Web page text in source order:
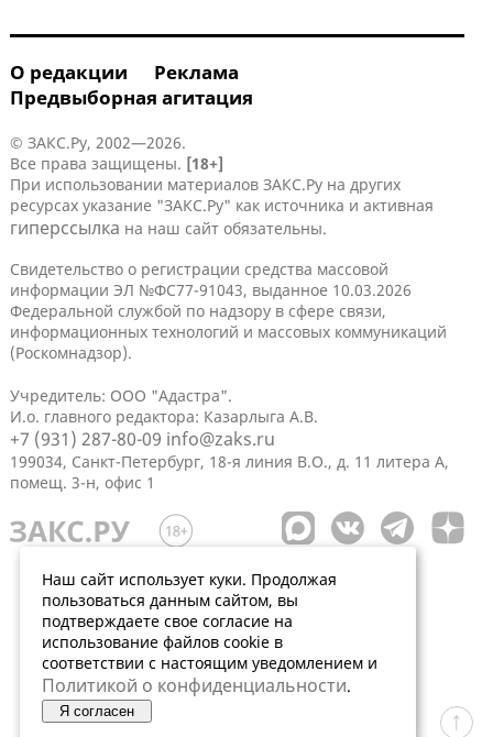
О редакции
Реклама
Предвыборная агитация
© ЗАКС.Ру, 2002—2026.
Все права защищены. [18+]
При использовании материалов ЗАКС.Ру на других
ресурсах указание "ЗАКС.Ру" как источника и активная
гиперссылка на наш сайт обязательны.
Свидетельство о регистрации средства массовой
информации ЭЛ №ФС77-91043, выданное 10.03.2026
Федеральной службой по надзору в сфере связи,
информационных технологий и массовых коммуникаций
(Роскомнадзор).
Учредитель: ООО "Адастра".
И.о. главного редактора: Казарлыга А.В.
+7 (931) 287-80-09 info@zaks.ru
199034, Санкт-Петербург, 18-я линия В.О., д. 11 литера А,
помещ. 3-н, офис 1
Наш сайт использует куки. Продолжая
пользоваться данным сайтом, вы
подтверждаете свое согласие на
использование файлов cookie в
соответствии с настоящим уведомлением и
Политикой о конфиденциальности.
Я согласен